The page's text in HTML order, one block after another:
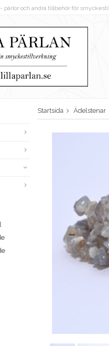
pärlor och andra tillbehör för
Startsida Ädelstenar